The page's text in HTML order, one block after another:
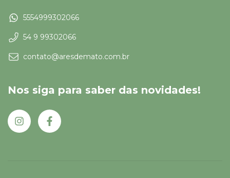
5554999302066
54 9 99302066
contato@aresdemato.com.br
Nos siga para saber das novidades!